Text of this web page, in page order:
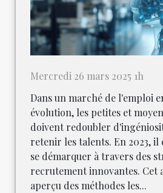
Mercredi 26 mars 2025 1h
Dans un marché de l'emploi
évolution, les petites et
doivent redoubler
retenir les talents. En 2023,
se démarquer à travers des
recrutement innovantes. Cet
aperçu des méthodes les...